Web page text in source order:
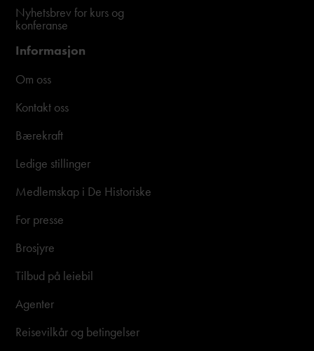
Nyhetsbrev for kurs og
konferanse
Informasjon
Om oss
Kontakt oss
Bærekraft
Ledige stillinger
Medlemskap i De Historiske
For presse
Brosjyre
Tilbud på leiebil
Agenter
Reisevilkår og betingelser